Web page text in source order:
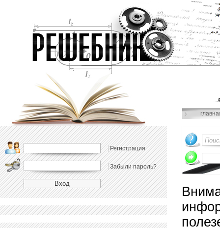
Регистрация
Забыли пароль?